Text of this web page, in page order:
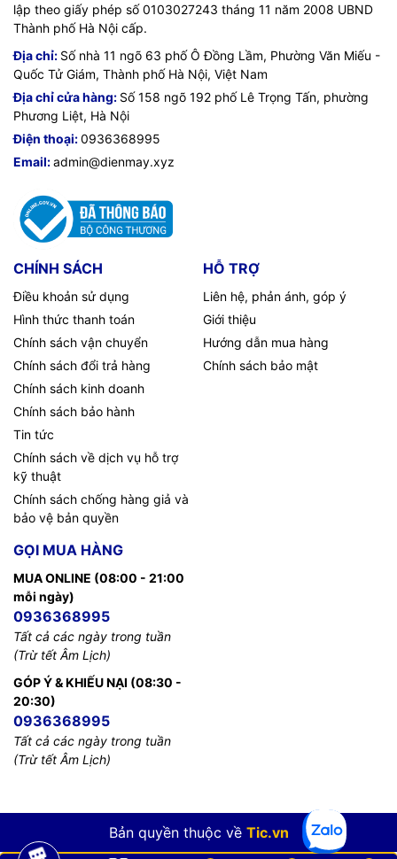
lập theo giấy phép số 0103027243 tháng 11 năm 2008 UBND
Thành phố Hà Nội cấp.
Địa chỉ: Số nhà 11 ngõ 63 phố Ô Đồng Lầm, Phường Văn Miếu -
Quốc Tử Giám, Thành phố Hà Nội, Việt Nam
Địa chỉ cửa hàng: Số 158 ngõ 192 phố Lê Trọng Tấn, phường
Phương Liệt, Hà Nội
Điện thoại:0936368995
Email:admin@dienmay.xyz
CHÍNH SÁCH
Điều khoản sử dụng
Hình thức thanh toán
Chính sách vận chuyển
Chính sách đổi trả hàng
Chính sách kinh doanh
Chính sách bảo hành
Tin tức
Chính sách về dịch vụ hỗ trợ
kỹ thuật
Chính sách chống hàng giả và
bảo vệ bản quyền
HỖ TRỢ
Liên hệ, phản ánh, góp ý
Giới thiệu
Hướng dẫn mua hàng
Chính sách bảo mật
GỌI MUA HÀNG
MUA ONLINE (08:00 - 21:00
mỗi ngày)
0936368995
Tất cả các ngày trong tuần
(Trừ tết Âm Lịch)
GÓP Ý & KHIẾU NẠI (08:30 -
20:30)
0936368995
Tất cả các ngày trong tuần
(Trừ tết Âm Lịch)
Bản quyền thuộc về Tic.vn